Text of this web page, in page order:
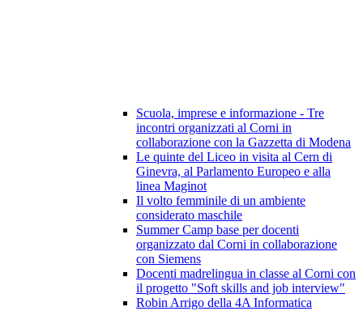
Scuola, imprese e informazione - Tre
incontri organizzati al Corni in
collaborazione con la Gazzetta di Modena
Le quinte del Liceo in visita al Cern di
Ginevra, al Parlamento Europeo e alla
linea Maginot
Il volto femminile di un ambiente
considerato maschile
Summer Camp base per docenti
organizzato dal Corni in collaborazione
con Siemens
Docenti madrelingua in classe al Corni con
il progetto "Soft skills and job interview"
Robin Arrigo della 4A Informatica